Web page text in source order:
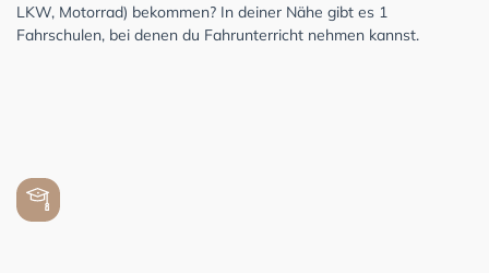
LKW, Motorrad) bekommen? In deiner Nähe gibt es 1
Fahrschulen, bei denen du Fahrunterricht nehmen kannst.